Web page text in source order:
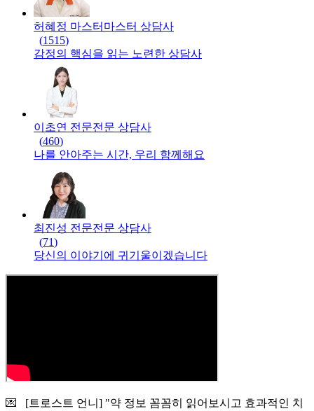
허혜정 마스터 마스터 상담사
(1515)
감정의 핵심을 읽는 노련한 상담사
이초연 전문전문 상담사
(460)
나를 안아주는 시간, 우리 함께해요
최진성 전문전문 상담사
(71)
당신의 이야기에 귀기울이겠습니다
💌 [트로스트 언니] "약 정보 꼼꼼히 읽어보시고 효과적인 치